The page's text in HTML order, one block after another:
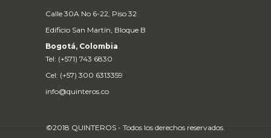
Calle 30A No 6-22, Piso 32
Edificio San Martín, Bloque B
Bogotá, Colombia
Tel: (+571) 743 6830
Cel: (+57) 300 6313359
info@quinteros.co
©2018 QUINTEROS - Todos los derechos reservados.